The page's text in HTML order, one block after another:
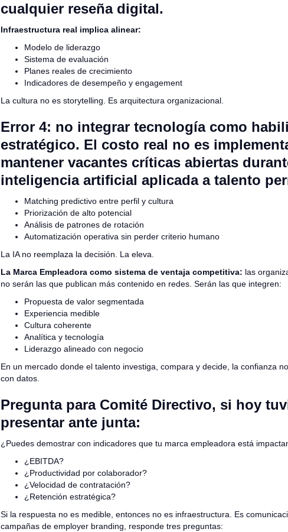
cualquier reseña digital.
Infraestructura real implica alinear:
Modelo de liderazgo
Sistema de evaluación
Planes reales de crecimiento
Indicadores de desempeño y engagement
La cultura no es storytelling. Es arquitectura organizacional.
Error 4: no integrar tecnología como
estratégico. El costo real no es
mantener vacantes críticas abiertas
inteligencia artificial aplicada a talento
Matching predictivo entre perfil y cultura
Priorización de alto potencial
Análisis de patrones de rotación
Automatización operativa sin perder criterio humano
La IA no reemplaza la decisión. La eleva.
La Marca Empleadora como sistema de ventaja competitiva: las
no serán las que publican más contenido en redes. Serán las que integren:
Propuesta de valor segmentada
Experiencia medible
Cultura coherente
Analítica y tecnología
Liderazgo alineado con negocio
En un mercado donde el talento investiga, compara y decide, la confianza
con datos.
Pregunta para Comité Directivo, si hoy
presentar ante junta:
¿Puedes demostrar con indicadores que tu marca empleadora está
¿EBITDA?
¿Productividad por colaborador?
¿Velocidad de contratación?
¿Retención estratégica?
Si la respuesta no es medible, entonces no es infraestructura. Es
campañas de employer branding, responde tres preguntas: